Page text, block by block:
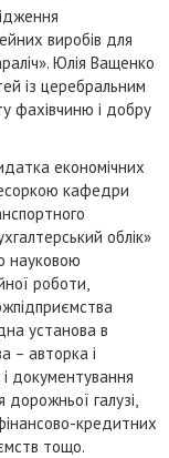
виробів для
Юлія Ващенко
із церебральним
фахівчиню і добру
економічних
кафедри
облік»
науковою
роботи,
установа в
– авторка і
і документування
дорожньої галузі,
кредитних
тощо.